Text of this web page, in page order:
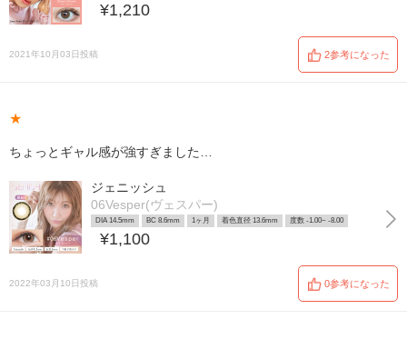
¥1,210
2021年10月03日投稿 2参考になった
★
ちょっとギャル感が強すぎました…
ジェニッシュ
06Vesper(ヴェスパー)
DIA 14.5mm BC 8.6mm 1ヶ月 着色直径 13.6mm 度数 -1.00~ -8.00
¥1,100
2022年03月10日投稿 0参考になった